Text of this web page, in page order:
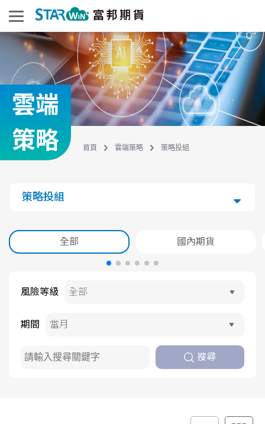
雲端
策略
首頁 雲端策略 策略投組
策略投組
全部 國內期貨
風險等級
期間
搜尋